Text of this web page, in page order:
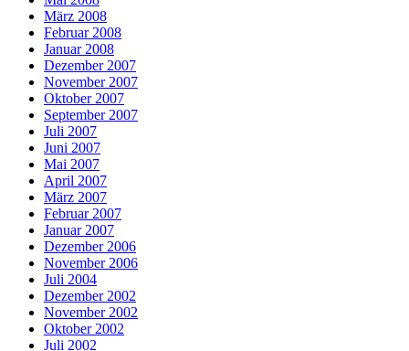
März 2008
Februar 2008
Januar 2008
Dezember 2007
November 2007
Oktober 2007
September 2007
Juli 2007
Juni 2007
Mai 2007
April 2007
März 2007
Februar 2007
Januar 2007
Dezember 2006
November 2006
Juli 2004
Dezember 2002
November 2002
Oktober 2002
Juli 2002